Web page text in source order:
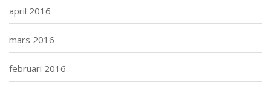
april 2016
mars 2016
februari 2016